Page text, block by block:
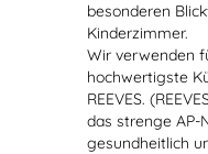
besonderen
Kinderzimmer.
Wir verwenden
hochwertigste
REEVES.
das strenge AP-
gesundheitlich